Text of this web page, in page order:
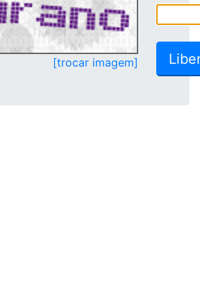
[trocar imagem]